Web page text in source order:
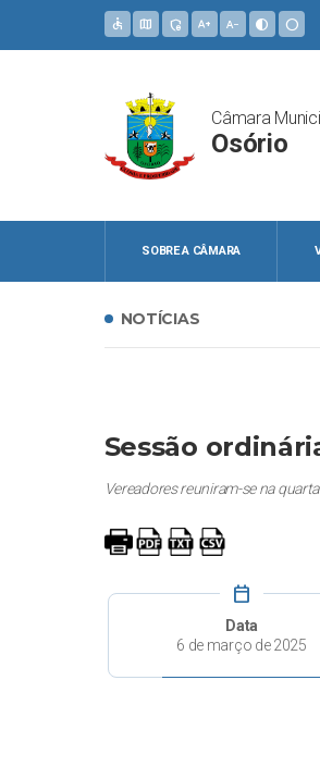
accessible map admin_panel_settings text_increase text_decrease contrast circle
Câmara
Osório
SOBRE A CÂMARA
NOTÍCIAS
Sessão
Vereadores reuniram-se na
calendar_today
Data
6 de março de 2025